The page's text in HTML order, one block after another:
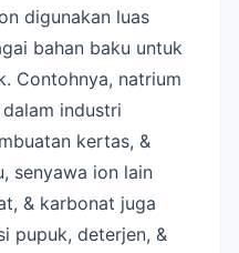
digunakan luas
bahan baku untuk
Contohnya, natrium
industri
kertas, &
senyawa ion lain
& karbonat juga
pupuk, deterjen, &